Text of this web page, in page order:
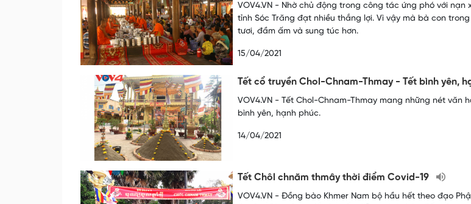
VOV4.VN - Nhờ chủ động trong công tác ứng phó với
tỉnh Sóc Trăng đạt nhiều thắng lợi. Vì vậy mà bà con
tươi, đầm ấm và sung túc hơn.
15/04/2021
Tết cổ truyền Chol-Chnam-Thmay - Tết bình yên,
VOV4.VN - Tết Chol-Chnam-Thmay mang những nét
bình yên, hạnh phúc.
14/04/2021
Tết Chôl chnăm thmây thời điểm Covid-19
VOV4.VN - Đồng bào Khmer Nam bộ hầu hết theo đạo